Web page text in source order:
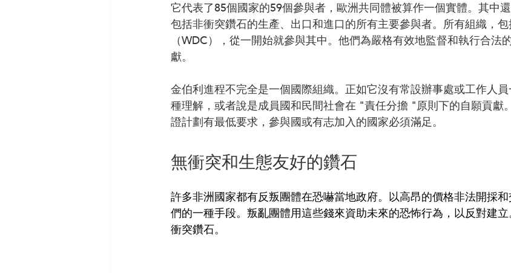
它代表了85個國家的59個參與者，歐洲共同體被算作一個實體。其中
包括非衝突鑽石的生產、出口和進口的所有主要參與者。所有組織，
（WDC），從一開始就參與其中。他們為嚴格有效地監督和執行合法
獻。
金伯利進程不完全是一個國際組織。正如它沒有常設辦事處或工作人
種理解，或者說是成員國和民間社會在 "責任分擔 "原則下的自願貢獻
證計劃有最低要求，參與國或有志加入的國家必須滿足。
無衝突和生態友好的鑽石
許多非洲國家都有反叛團體在恐嚇當地政府。以高昂的價格非法開採
們的一種手段。叛亂團體用這些錢來資助未來的恐怖行為，以反對建
衝突鑽石。